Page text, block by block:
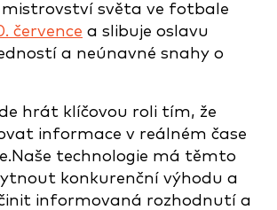
mistrovství světa ve fotbale
července a slibuje oslavu
a neúnavné snahy o
hrát klíčovou roli tím, že
informace v reálném čase
technologie má těmto
konkurenční výhodu a
informovaná rozhodnutí a